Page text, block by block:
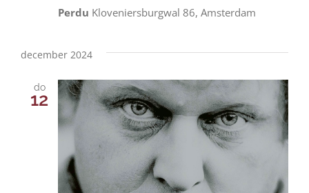
Perdu Kloveniersburgwal 86, Amsterdam
december 2024
do
12